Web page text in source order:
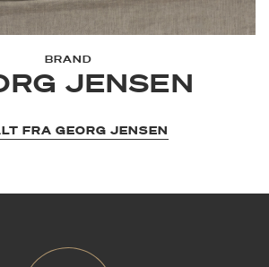
BRAND
JENSEN
FRA GEORG JENSEN